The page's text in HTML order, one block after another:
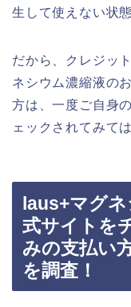
生して使えない状
だから、クレジッ
ネシウム濃縮液の
方は、一度ご自身
ェックされてみて
laus+マグ
式サイトを
みの支払い
を調査！